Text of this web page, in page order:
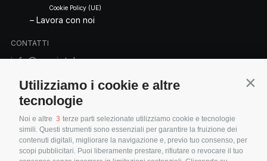
Utilizziamo i cookie e altre
tecnologie
Noi e altre 3 terze parti selezionate utilizziamo cookie e tecnologie
simili. Questi strumenti sono essenziali per garantire la fruizione dei
contenuti digitali, migliorare la navigazione e, previo tuo consenso, per
scopi pubblicitari. Puoi liberamente prestare, rifiutare o revocare il tuo
Cookie Policy (UE)
– Lavora con noi
CONTATTI
info@servintek.com